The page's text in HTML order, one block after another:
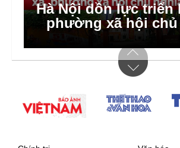
Hà Nội dồn lực triển
phường xã hội